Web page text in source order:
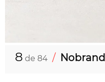
8 de 84 / Nobrand